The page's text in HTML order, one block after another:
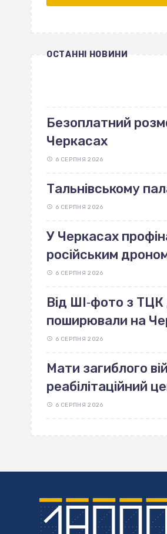
ОСТАННІ НОВИНИ
Безоплатний
Черкасах
6 СЕРПНЯ 2026
Тальнівському
6 СЕРПНЯ 2026
У Черкасах
російським
6 СЕРПНЯ 2026
Від ШІ‐фото з ТЦК
поширювали на
6 СЕРПНЯ 2026
Мати загиблого
реабілітаційний
6 СЕРПНЯ 2026